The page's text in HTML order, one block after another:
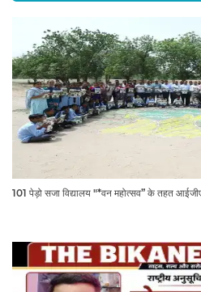
101 पेड़ो सजा विद्यालय "*वन महोत्सव” के तहत